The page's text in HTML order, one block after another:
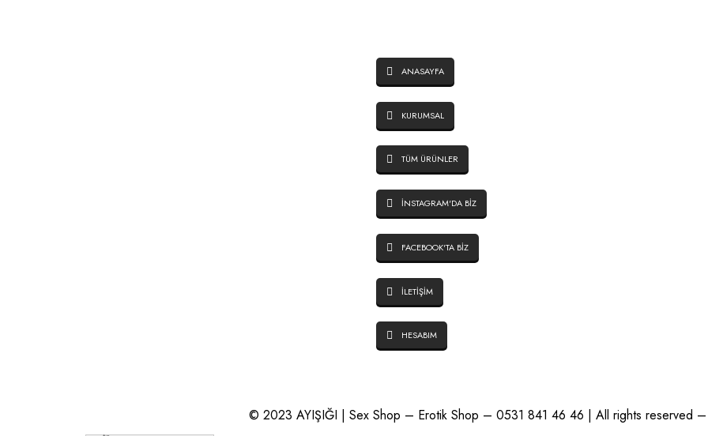
ANASAYFA
KURUMSAL
TÜM ÜRÜNLER
İNSTAGRAM'DA BİZ
FACEBOOK'TA BİZ
İLETİŞİM
HESABIM
© 2023 AYIŞIĞI | Sex Shop – Erotik Shop – 0531 841 46 46 | All rights reserved –